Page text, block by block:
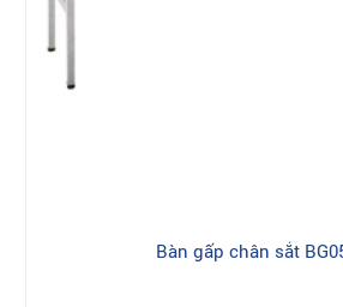
Bàn gấp chân sắt